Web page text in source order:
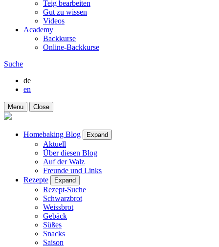
Teig bearbeiten
Gut zu wissen
Videos
Academy
Backkurse
Online-Backkurse
Suche
de
en
Menu Close
Homebaking Blog Expand
Aktuell
Über diesen Blog
Auf der Walz
Freunde und Links
Rezepte
Expand
Rezept-Suche
Schwarzbrot
Weissbrot
Gebäck
Süßes
Snacks
Saison